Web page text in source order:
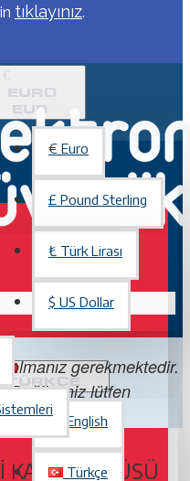
tıklayınız.
€
EURO
EUR
€ Euro
£ Pound Sterling
₺ Türk Lirası
$ US Dollar
TÜRKÇE
English
Türkçe
olmanız gerekmektedir.
Değilseniz lütfen
KAPI SÜRGÜSÜ